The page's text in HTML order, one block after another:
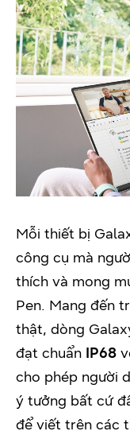
Mỗi thiết bị
công cụ mà
thích và mong
Pen. Mang đến
thật, dòng
đạt chuẩn IP68
cho phép người
ý tưởng bất cứ
để viết trên các